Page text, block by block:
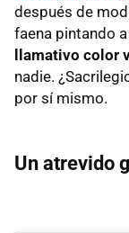
después de
faena pintando
llamativo color
nadie.
por sí mismo.
Un atrevido